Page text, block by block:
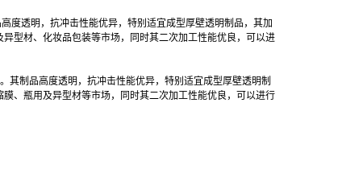
度透明，抗冲击性能优异，特别适宜成型厚壁透明制品，其加
型材、化妆品包装等市场，同时其二次加工性能优良，可以进
其制品高度透明，抗冲击性能优异，特别适宜成型厚壁透明制
、瓶用及异型材等市场，同时其二次加工性能优良，可以进行